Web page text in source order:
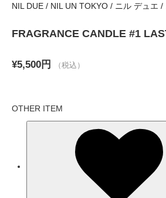
NIL DUE / NIL UN TOKYO / ニル デュエ
FRAGRANCE CANDLE #1
¥5,500円 （税込）
OTHER ITEM